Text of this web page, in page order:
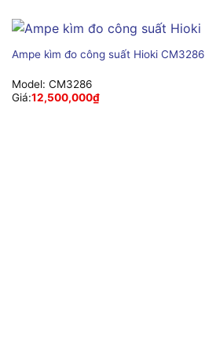
Ampe kìm đo công suất Hioki CM3286
Model: CM3286
Giá:12,500,000₫